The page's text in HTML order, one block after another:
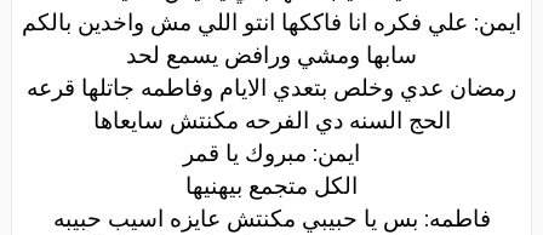
ايمن: علي فكره انا فاككها انتو اللي مش واخدين بالكم
سابها ومشي ورافض يسمع لحد
رمضان عدي وخلص بتعدي الايام وفاطمه جاتلها قرعه
الحج السنه دي الفرحه مكنتش سايعاها
ايمن: مبروك يا قمر
الكل متجمع بيهنيها
فاطمه: بس يا حبيبي مكنتش عايزه اسيب حبيبه